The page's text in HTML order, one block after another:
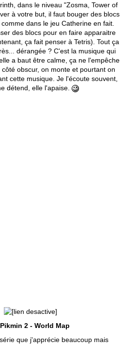
dans le niveau "Zosma, Tower of
à votre but, il faut bouger des blocs
dans le jeu Catherine en fait.
des blocs pour en faire apparaitre
ça fait penser à Tetris). Tout ça
dérangée ? C'est la musique qui
a baut être calme, ça ne l'empêche
obscur, on monte et pourtant on
cette musique. Je l'écoute souvent,
détend, elle l'apaise.
2 - World Map
que j'apprécie beaucoup mais